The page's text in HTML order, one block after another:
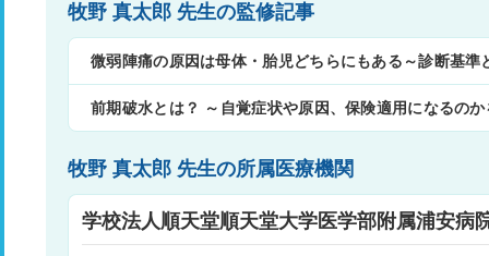
牧野 真太郎 先生の監修記事
微弱陣痛の原因は母体・胎児どちらにもある～診断基準
前期破水とは？ ～自覚症状や原因、保険適用になるの
牧野 真太郎 先生の所属医療機関
学校法人順天堂順天堂大学医学部附属浦安病